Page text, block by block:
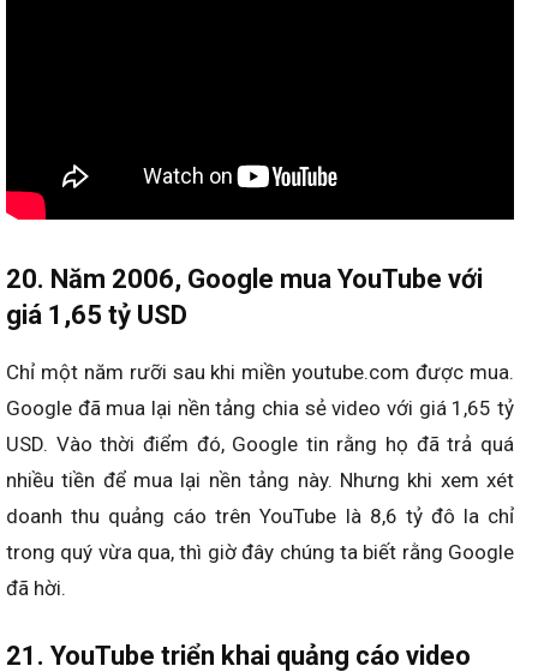
20. Năm 2006, Google mua YouTube với
giá 1,65 tỷ USD
Chỉ một năm rưỡi sau khi miền youtube.com được mua.
Google đã mua lại nền tảng chia sẻ video với giá 1,65 tỷ
USD. Vào thời điểm đó, Google tin rằng họ đã trả quá
nhiều tiền để mua lại nền tảng này. Nhưng khi xem xét
doanh thu quảng cáo trên YouTube là 8,6 tỷ đô la chỉ
trong quý vừa qua, thì giờ đây chúng ta biết rằng Google
đã hời.
21. YouTube triển khai quảng cáo video